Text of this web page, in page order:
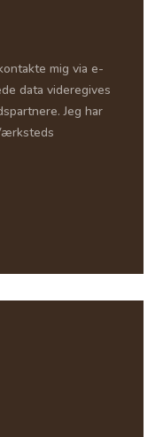
mig via e-
data videregives
Jeg har